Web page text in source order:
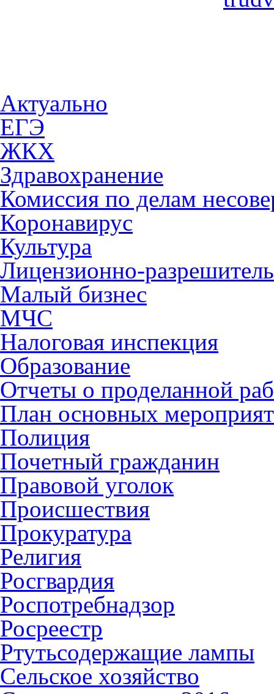
Актуально
ЕГЭ
ЖКХ
Здравохранение
Комиссия по делам
Коронавирус
Культура
Лицензионно-
Малый бизнес
МЧС
Налоговая инспекция
Образование
Отчеты о проделанной
План основных
Полиция
Почетный гражданин
Правовой уголок
Происшествия
Прокуратура
Религия
Росгвардия
Роспотребнадзор
Росреестр
Ртутьсодержащие лампы
Сельское хозяйство